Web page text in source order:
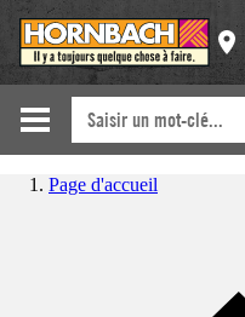
Page d'accueil